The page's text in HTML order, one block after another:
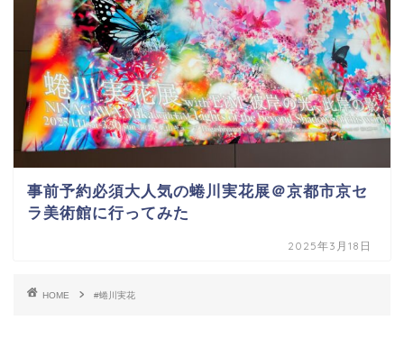
事前予約必須大人気の蜷川実花展＠京都市京セ
ラ美術館に行ってみた
2025年3月18日
HOME #蜷川実花